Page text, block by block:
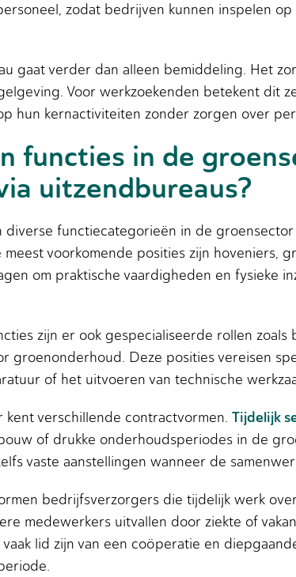
zodat bedrijven kunnen inspelen
gaat verder dan alleen bemiddeling. Het
Voor werkzoekenden betekent dit
hun kernactiviteiten zonder zorgen over
functies in de
uitzendbureaus?
diverse functiecategorieën in de
voorkomende posities zijn hoveniers,
om praktische vaardigheden en fysieke
zijn er ook gespecialiseerde rollen
groenonderhoud. Deze posities vereisen
of het uitvoeren van technische
verschillende contractvormen. Tijdelijk
of drukke onderhoudsperiodes in de
vaste aanstellingen wanneer de
bedrijfsverzorgers die tijdelijk werk
medewerkers uitvallen door ziekte of
lid zijn van een coöperatie en